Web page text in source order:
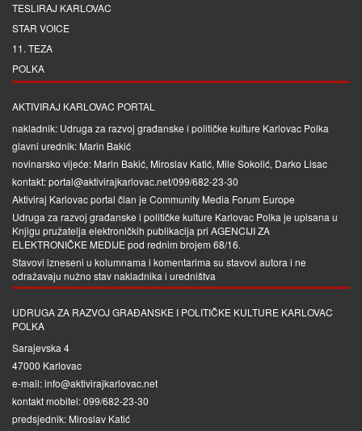
TESLIRAJ KARLOVAC
STAR VOICE
11. TEZA
POLKA
AKTIVIRAJ KARLOVAC PORTAL
nakladnik: Udruga za razvoj građanske i političke kulture Karlovac Polka
glavni urednik: Marin Bakić
novinarsko vijeće: Marin Bakić, Miroslav Katić, Mile Sokolić, Darko Lisac
kontakt: portal@aktivirajkarlovac.net/099/682-23-30
Aktiviraj Karlovac portal član je Community Media Forum Europe
Udruga za razvoj građanske i političke kulture Karlovac Polka je upisana u
Knjigu pružatelja elektroničkih publikacija pri AGENCIJI ZA
ELEKTRONIČKE MEDIJEpod rednim brojem 68/16.
Stavovi izneseni u kolumnama i komentarima su stavovi autora i ne
odražavaju nužno stav nakladnika i uredništva
UDRUGA ZA RAZVOJ GRAĐANSKE I POLITIČKE KULTURE KARLOVAC
POLKA
Sarajevska 4
47000 Karlovac
e-mail: info@aktivirajkarlovac.net
kontakt mobitel: 099/682-23-30
predsjednik: Miroslav Katić